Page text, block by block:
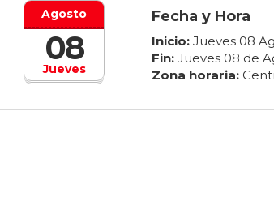
Jueves
Agosto
08
Fecha y Hora
Inicio: Jueves 08
Fin: Jueves 08 de
Zona horaria: